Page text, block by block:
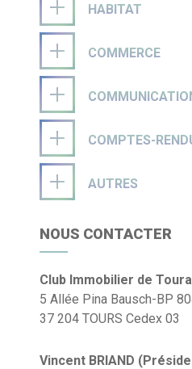
HABITAT
COMMERCE
COMPTES-
AUTRES
NOUS CONTACTER
Club Immobilier de
5 Allée Pina Bausch-BP
37 204 TOURS Cedex 03
Vincent BRIAND